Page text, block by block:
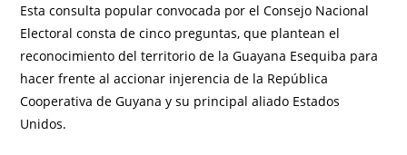
Esta consulta popular convocada por el Consejo Nacional
Electoral consta de cinco preguntas, que plantean el
reconocimiento del territorio de la Guayana Esequiba para
hacer frente al accionar injerencia de la República
Cooperativa de Guyana y su principal aliado Estados
Unidos.